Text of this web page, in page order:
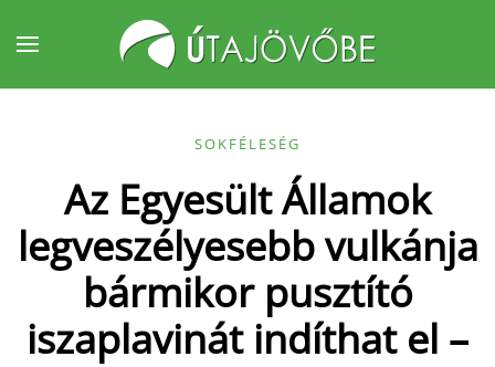
Fő tartalom átugrása
SOKFÉLESÉG
Az Egyesült Államok
legveszélyesebb vulkánja
bármikor pusztító
iszaplavinát indíthat el –